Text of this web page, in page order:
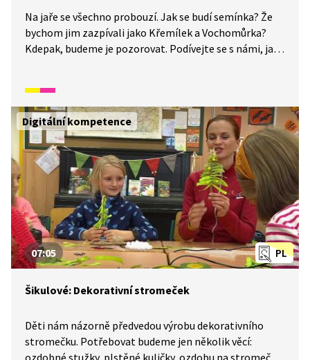
Na jaře se všechno probouzí. Jak se budí semínka? Že
bychom jim zazpívali jako Křemílek a Vochomůrka?
Kdepak, budeme je pozorovat. Podívejte se s námi, jak
Digitální kompetence
PL
07:05
Šikulové: Dekorativní stromeček
Děti nám názorně předvedou výrobu dekorativního
stromečku. Potřebovat budeme jen několik věcí:
ozdobné stužky, plstěné kuličky, ozdobu na stromeček,